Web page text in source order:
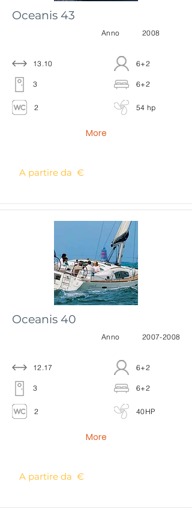
Oceanis 43
13.10
3
2
Anno 2008
6+2
6+2
54 hp
More
A partire da €
Oceanis 40
12.17
3
2
Anno 2007-2008
6+2
6+2
40HP
More
A partire da €